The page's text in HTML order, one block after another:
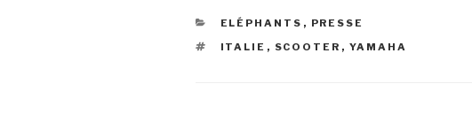
CATÉGORIES
ELÉPHANTS , PRESSE
ÉTIQUETTES
ITALIE , SCOOTER , YAMAHA